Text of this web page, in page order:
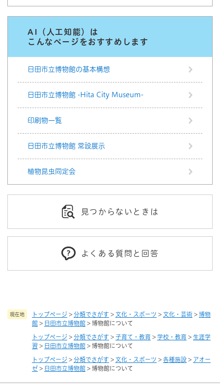
現在地 トップページ > 分類でさがす > 文化・スポーツ > 文化・芸術 > 博物
館 > 日田市立博物館 > 博物館について
トップページ > 分類でさがす > 子育て・教育 > 学校・教育 > 生涯学
習 > 日田市立博物館 > 博物館について
トップページ > 分類でさがす > 文化・スポーツ > 各種施設 > アオー
ゼ > 日田市立博物館 > 博物館について
AI（人工知能）は
こんなページをおすすめします
日田市立博物館の基本構想
日田市立博物館 -Hita City Museum-
印刷物一覧
日田市立博物館 常設展示
植物昆虫同定会
見つからないときは
よくある質問と回答